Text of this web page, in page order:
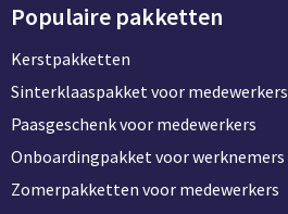
Populaire pakketten
Kerstpakketten
Sinterklaaspakket voor medewerkers
Paasgeschenk voor medewerkers
Onboardingpakket voor werknemers
Zomerpakketten voor medewerkers